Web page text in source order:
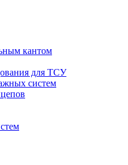
кантом
для ТСУ
систем